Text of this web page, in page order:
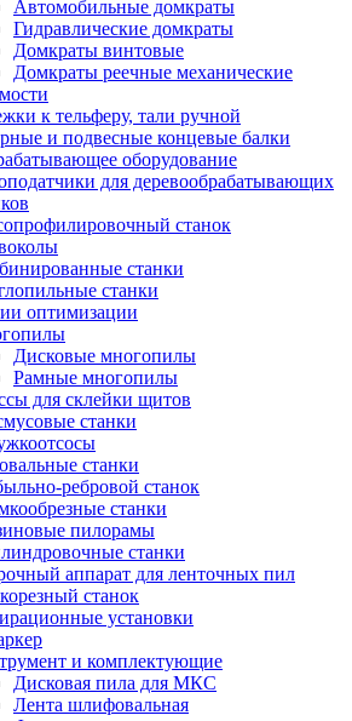
Автомобильные домкраты
Гидравлические домкраты
Домкраты винтовые
Домкраты реечные механические
к тельферу, тали ручной
и подвесные концевые балки
оборудование
для деревообрабатывающих
станок
станки
станки
оптимизации
Дисковые многопилы
Рамные многопилы
для склейки щитов
станки
станки
ребровой станок
станки
пилорамы
станки
аппарат для ленточных пил
станок
установки
и комплектующие
Дисковая пила для МКС
Лента шлифовальная